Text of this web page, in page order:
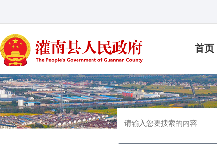
首页